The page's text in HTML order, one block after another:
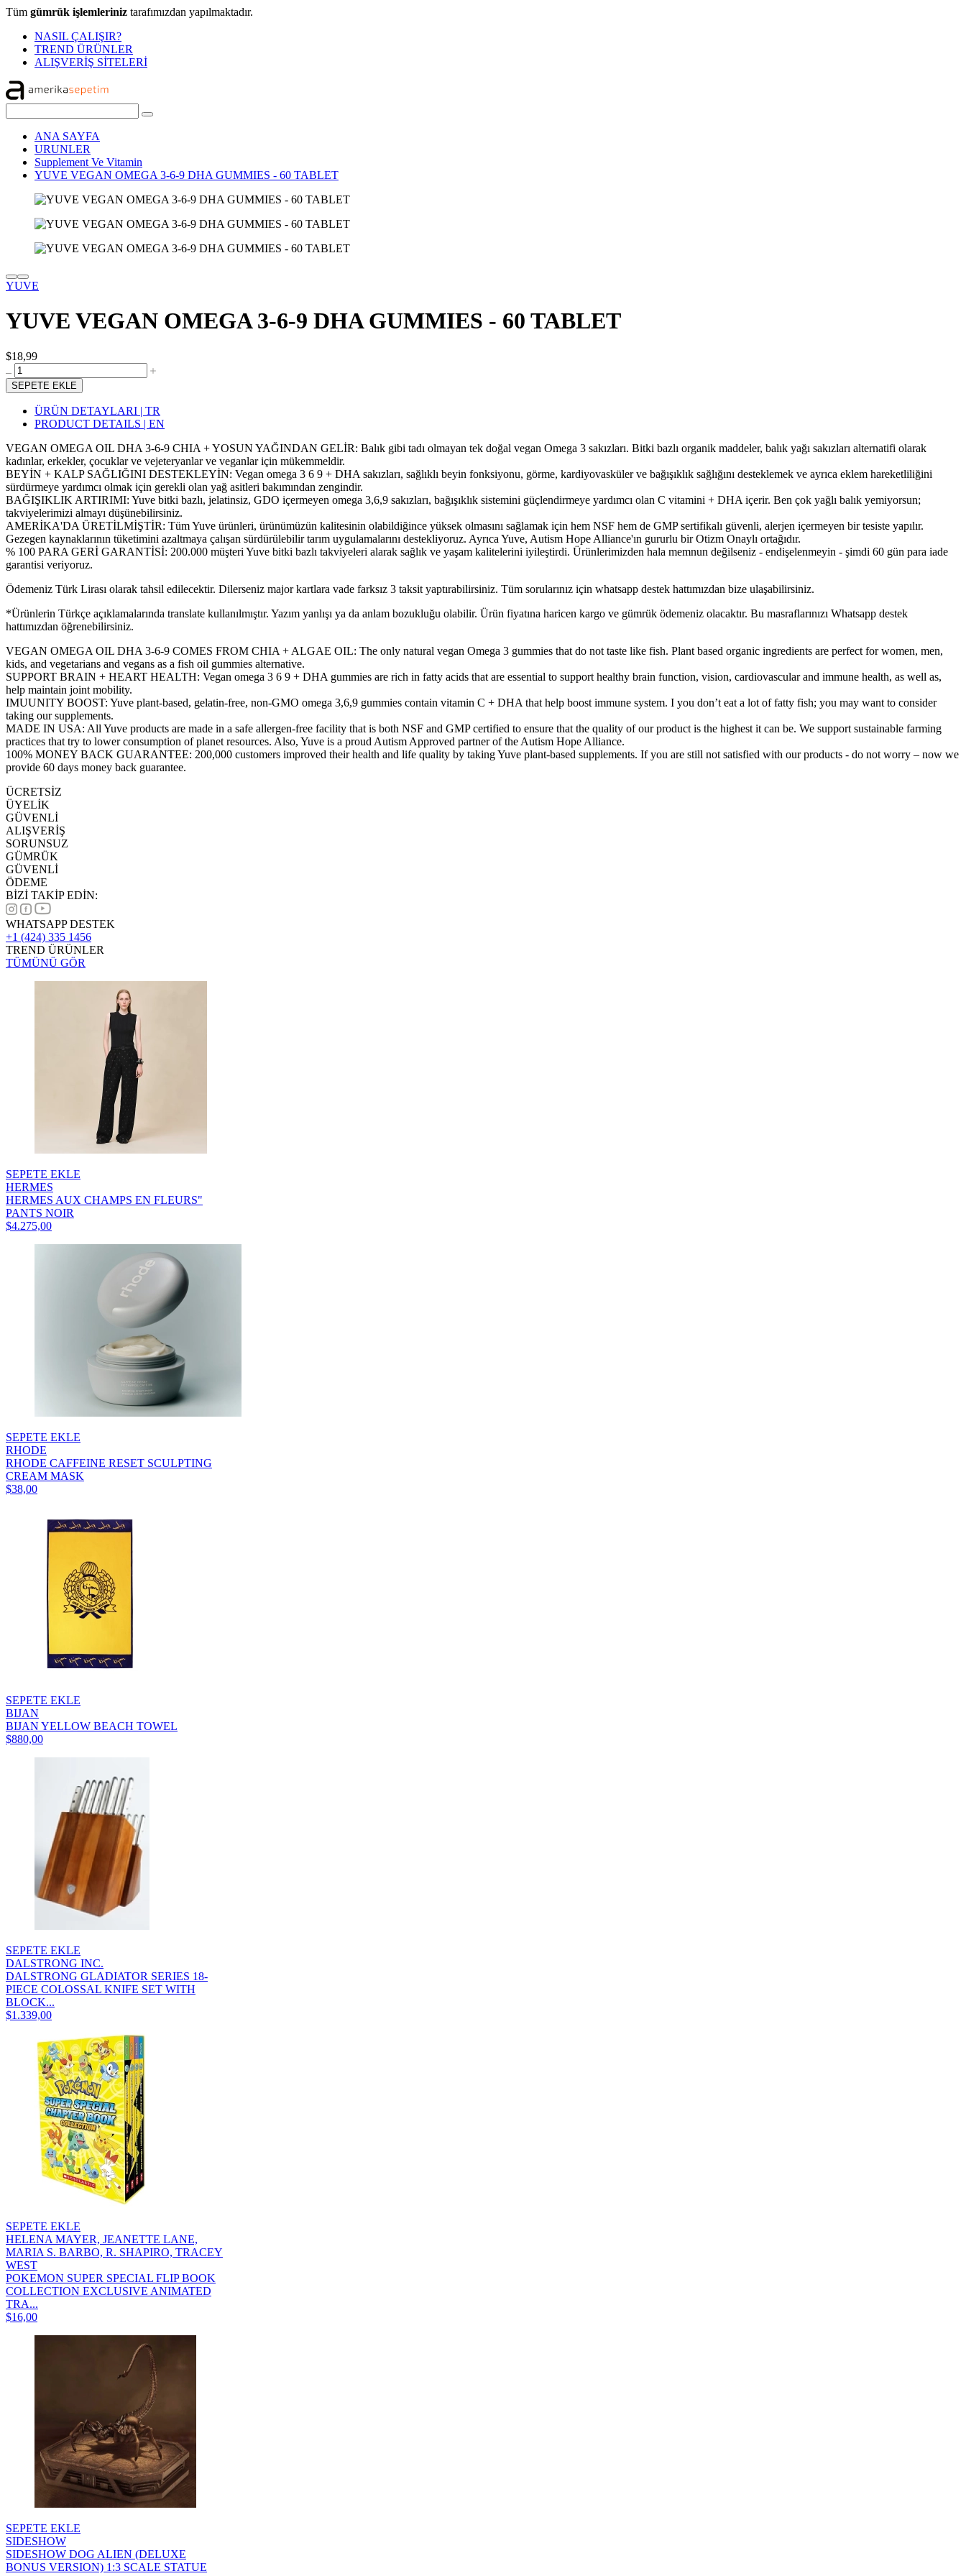
Tüm gümrük işlemleriniz tarafımızdan yapılmaktadır.
NASIL ÇALIŞIR?
TREND ÜRÜNLER
ALIŞVERİŞ SİTELERİ
ANA SAYFA
URUNLER
Supplement Ve Vitamin
YUVE VEGAN OMEGA 3-6-9 DHA GUMMIES - 60 TABLET
YUVE
YUVE VEGAN OMEGA 3-6-9 DHA GUMMIES - 60 TABLET
$18,99
SEPETE EKLE
ÜRÜN DETAYLARI | TR
PRODUCT DETAILS | EN
VEGAN OMEGA OIL DHA 3-6-9 CHIA + YOSUN YAĞINDAN GELİR: Balık gibi tadı olmayan tek doğal vegan Omega 3 sakızları. Bitki bazlı organik maddeler, balık yağı sakızları alternatifi olarak
kadınlar, erkekler, çocuklar ve vejeteryanlar ve veganlar için mükemmeldir.
BEYİN + KALP SAĞLIĞINI DESTEKLEYİN: Vegan omega 3 6 9 + DHA sakızları, sağlıklı beyin fonksiyonu, görme, kardiyovasküler ve bağışıklık sağlığını desteklemek ve ayrıca eklem hareketliliğini
sürdürmeye yardımcı olmak için gerekli olan yağ asitleri bakımından zengindir.
BAĞIŞIKLIK ARTIRIMI: Yuve bitki bazlı, jelatinsiz, GDO içermeyen omega 3,6,9 sakızları, bağışıklık sistemini güçlendirmeye yardımcı olan C vitamini + DHA içerir. Ben çok yağlı balık yemiyorsun;
takviyelerimizi almayı düşünebilirsiniz.
AMERİKA'DA ÜRETİLMİŞTİR: Tüm Yuve ürünleri, ürünümüzün kalitesinin olabildiğince yüksek olmasını sağlamak için hem NSF hem de GMP sertifikalı güvenli, alerjen içermeyen bir tesiste yapılır.
Gezegen kaynaklarının tüketimini azaltmaya çalışan sürdürülebilir tarım uygulamalarını destekliyoruz. Ayrıca Yuve, Autism Hope Alliance'ın gururlu bir Otizm Onaylı ortağıdır.
% 100 PARA GERİ GARANTİSİ: 200.000 müşteri Yuve bitki bazlı takviyeleri alarak sağlık ve yaşam kalitelerini iyileştirdi. Ürünlerimizden hala memnun değilseniz - endişelenmeyin - şimdi 60 gün para iade
garantisi veriyoruz.
Ödemeniz Türk Lirası olarak tahsil edilecektir. Dilerseniz major kartlara vade farksız 3 taksit yaptırabilirsiniz. Tüm sorularınız için whatsapp destek hattımızdan bize ulaşabilirsiniz.
*Ürünlerin Türkçe açıklamalarında translate kullanılmıştır. Yazım yanlışı ya da anlam bozukluğu olabilir. Ürün fiyatına haricen kargo ve gümrük ödemeniz olacaktır. Bu masraflarınızı Whatsapp destek
hattımızdan öğrenebilirsiniz.
VEGAN OMEGA OIL DHA 3-6-9 COMES FROM CHIA + ALGAE OIL: The only natural vegan Omega 3 gummies that do not taste like fish. Plant based organic ingredients are perfect for women, men,
kids, and vegetarians and vegans as a fish oil gummies alternative.
SUPPORT BRAIN + HEART HEALTH: Vegan omega 3 6 9 + DHA gummies are rich in fatty acids that are essential to support healthy brain function, vision, cardiovascular and immune health, as well as,
help maintain joint mobility.
IMUUNITY BOOST: Yuve plant-based, gelatin-free, non-GMO omega 3,6,9 gummies contain vitamin C + DHA that help boost immune system. I you don’t eat a lot of fatty fish; you may want to consider
taking our supplements.
MADE IN USA: All Yuve products are made in a safe allergen-free facility that is both NSF and GMP certified to ensure that the quality of our product is the highest it can be. We support sustainable farming
practices that try to lower consumption of planet resources. Also, Yuve is a proud Autism Approved partner of the Autism Hope Alliance.
100% MONEY BACK GUARANTEE: 200,000 customers improved their health and life quality by taking Yuve plant-based supplements. If you are still not satisfied with our products - do not worry – now we
provide 60 days money back guarantee.
ÜCRETSİZ
ÜYELİK
GÜVENLİ
ALIŞVERİŞ
SORUNSUZ
GÜMRÜK
GÜVENLİ
ÖDEME
BİZİ TAKİP EDİN:
WHATSAPP DESTEK
+1 (424) 335 1456
TREND ÜRÜNLER
TÜMÜNÜ GÖR
SEPETE EKLE
HERMES
HERMES AUX CHAMPS EN FLEURS"
PANTS NOIR
$4.275,00
SEPETE EKLE
RHODE
RHODE CAFFEINE RESET SCULPTING
CREAM MASK
$38,00
SEPETE EKLE
BIJAN
BIJAN YELLOW BEACH TOWEL
$880,00
SEPETE EKLE
DALSTRONG INC.
DALSTRONG GLADIATOR SERIES 18-
PIECE COLOSSAL KNIFE SET WITH
BLOCK...
$1.339,00
SEPETE EKLE
HELENA MAYER, JEANETTE LANE,
MARIA S. BARBO, R. SHAPIRO, TRACEY
WEST
POKEMON SUPER SPECIAL FLIP BOOK
COLLECTION EXCLUSIVE ANIMATED
TRA...
$16,00
SEPETE EKLE
SIDESHOW
SIDESHOW DOG ALIEN (DELUXE
BONUS VERSION) 1:3 SCALE STATUE